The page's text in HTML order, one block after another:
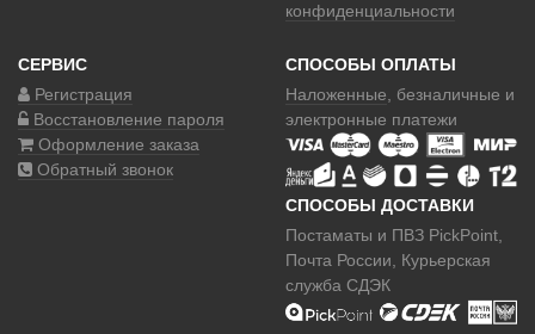
конфиденциальности
СЕРВИС
Регистрация
Восстановление пароля
Оформление заказа
Обратный звонок
СПОСОБЫ ОПЛАТЫ
Наложенные , безналичные и
электронные платежи
СПОСОБЫ ДОСТАВКИ
Постаматы и ПВЗ PickPoint,
Почта России, Курьерская
служба СДЭК